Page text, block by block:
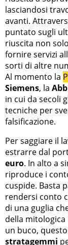
lasciandosi
avanti.
puntato sugli
riuscita non
fornire servizi
sorti di altre
Al momento la
Siemens, la Abb
in cui da secoli
tecniche per
falsificazione.
Per saggiare il
estrarre dal
euro. In alto a
riproduce i
cuspide. Basta
rendersi conto
di una guglia
della
un buco,
stratagemmi